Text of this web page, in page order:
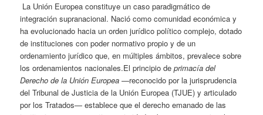
La Unión Europea constituye un caso paradigmático de
integración supranacional. Nació como comunidad económica y
ha evolucionado hacia un orden jurídico político complejo, dotado
de instituciones con poder normativo propio y de un
ordenamiento jurídico que, en múltiples ámbitos, prevalece sobre
los ordenamientos nacionales.El principio deprimacía del
Derecho de la Unión Europea —reconocido por la jurisprudencia
del Tribunal de Justicia de la Unión Europea (TJUE) y articulado
por los Tratados— establece que el derecho emanado de las